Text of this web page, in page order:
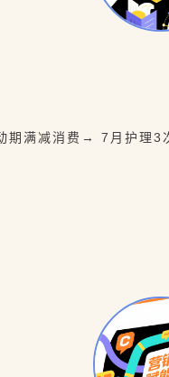
期满减消费→ 7月护理3